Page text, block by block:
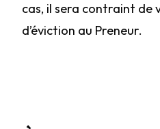
cas, il sera contraint de
d’éviction au Preneur.